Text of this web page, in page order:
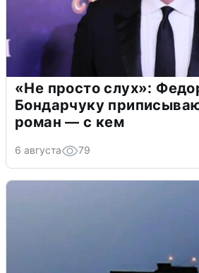
«Не просто слух»:
Бондарчуку
роман — с кем
6 августа 79